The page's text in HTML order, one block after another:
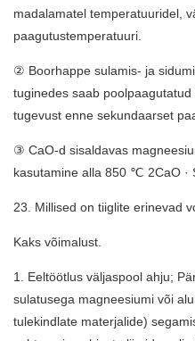
madalamatel temperatuuridel,
paagutustemperatuuri.
② Boorhappe sulamis- ja
tuginedes saab
tugevust enne sekundaarset
③ CaO-d sisaldavas
kasutamine alla 850 ℃ 2CaO ·
23. Millised on tiiglite erinevad
Kaks võimalust.
1. Eeltöötlus väljaspool ahju;
sulatusega magneesiumi või
tulekindlate materjalide)